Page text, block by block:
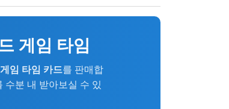
게임 타임
임 타임 카드를 판매합
수분 내 받아보실 수 있